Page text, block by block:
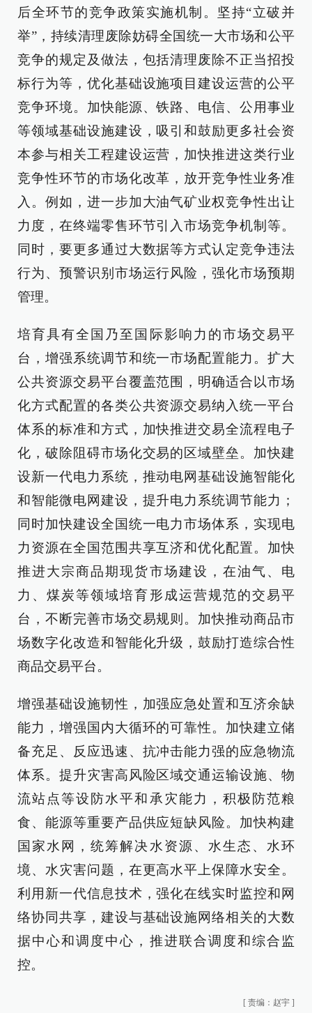
后全环节的竞争政策实施机制。坚持“立破并
举”，持续清理废除妨碍全国统一大市场和公平
竞争的规定及做法，包括清理废除不正当招投
标行为等，优化基础设施项目建设运营的公平
竞争环境。加快能源、铁路、电信、公用事业
等领域基础设施建设，吸引和鼓励更多社会资
本参与相关工程建设运营，加快推进这类行业
竞争性环节的市场化改革，放开竞争性业务准
入。例如，进一步加大油气矿业权竞争性出让
力度，在终端零售环节引入市场竞争机制等。
同时，要更多通过大数据等方式认定竞争违法
行为、预警识别市场运行风险，强化市场预期
管理。
培育具有全国乃至国际影响力的市场交易平
台，增强系统调节和统一市场配置能力。扩大
公共资源交易平台覆盖范围，明确适合以市场
化方式配置的各类公共资源交易纳入统一平台
体系的标准和方式，加快推进交易全流程电子
化，破除阻碍市场化交易的区域壁垒。加快建
设新一代电力系统，推动电网基础设施智能化
和智能微电网建设，提升电力系统调节能力；
同时加快建设全国统一电力市场体系，实现电
力资源在全国范围共享互济和优化配置。加快
推进大宗商品期现货市场建设，在油气、电
力、煤炭等领域培育形成运营规范的交易平
台，不断完善市场交易规则。加快推动商品市
场数字化改造和智能化升级，鼓励打造综合性
商品交易平台。
增强基础设施韧性，加强应急处置和互济余缺
能力，增强国内大循环的可靠性。加快建立储
备充足、反应迅速、抗冲击能力强的应急物流
体系。提升灾害高风险区域交通运输设施、物
流站点等设防水平和承灾能力，积极防范粮
食、能源等重要产品供应短缺风险。加快构建
国家水网，统筹解决水资源、水生态、水环
境、水灾害问题，在更高水平上保障水安全。
利用新一代信息技术，强化在线实时监控和网
络协同共享，建设与基础设施网络相关的大数
据中心和调度中心，推进联合调度和综合监
控。
[ 责编：赵宇 ]